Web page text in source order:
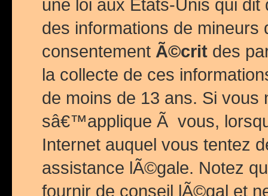
une loi aux Etats-Unis qui
des informations de mineurs
consentement Ã©crit des
la collecte de ces
de moins de 13 ans. Si
sâ€™applique Ã vous,
Internet auquel vous tentez
assistance lÃ©gale. Notez
fournir de conseil lÃ©gal et